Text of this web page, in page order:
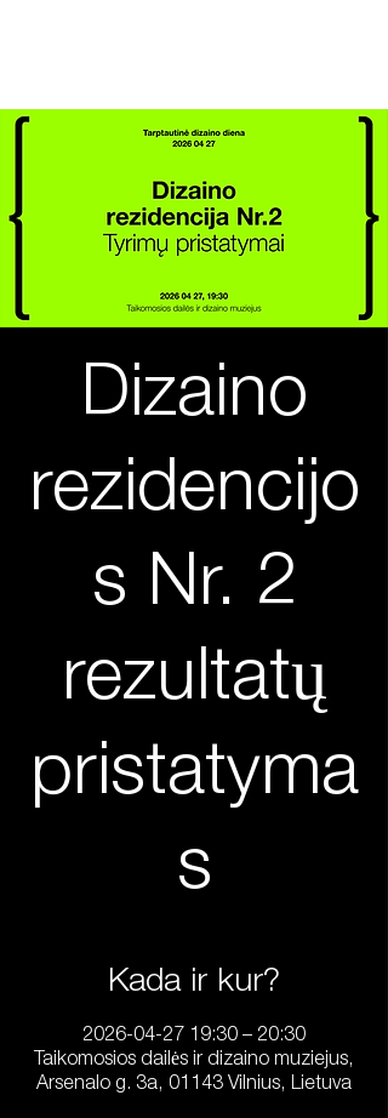
Dizaino
rezidencijo
s Nr. 2
rezultatų
pristatyma
s
Kada ir kur?
2026-04-27 19:30 – 20:30
Taikomosios dailės ir dizaino muziejus,
Arsenalo g. 3a, 01143 Vilnius, Lietuva